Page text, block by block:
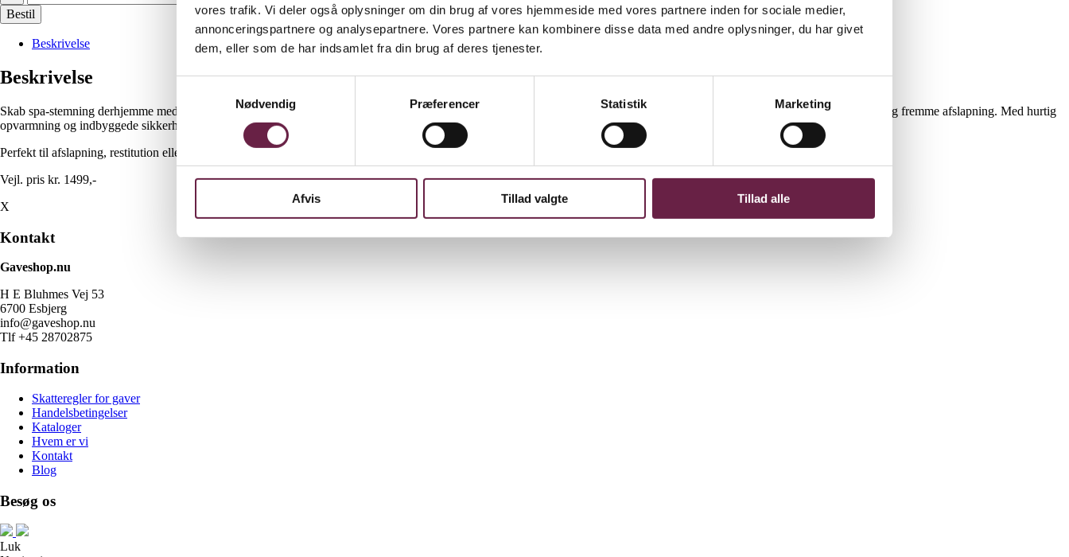
vores trafik. Vi deler også oplysninger om din brug af vores hjemmeside med vores partnere inden for sociale medier,
annonceringspartnere og analysepartnere. Vores partnere kan kombinere disse data med andre oplysninger, du har givet
dem, eller som de har indsamlet fra din brug af deres tjenester.
Nødvendig
Præferencer Statistik Marketing
Afvis Tillad valgte Tillad alle
Varm
Massage
Sæt
Bestil
Beskrivelse
Beskrivelse
Skab spa-stemning derhjemme med dette komplette sæt af varme basaltsten fra byGaard. De naturlige sten holder effektivt på varmen og er ideelle til at løsne muskelspændinger og fremme afslapning. Med hurtig
opvarmning og indbyggede sikkerhedsfunktioner er sættet nemt og trygt at bruge – uanset om du er nybegynder eller erfaren.
Perfekt til afslapning, restitution eller som gave til én, der fortjener ekstra forkælelse.
Vejl. pris kr. 1499,-
X
Kontakt
Gaveshop.nu
H E Bluhmes Vej 53
6700 Esbjerg
info@gaveshop.nu
Tlf +45 28702875
Information
Skatteregler for gaver
Handelsbetingelser
Kataloger
Hvem er vi
Kontakt
Blog
Besøg os
Luk